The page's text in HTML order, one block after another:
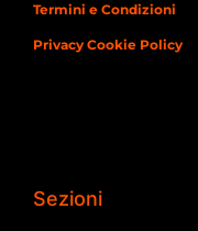
Termini e Condizioni
Privacy Cookie Policy
Sezioni